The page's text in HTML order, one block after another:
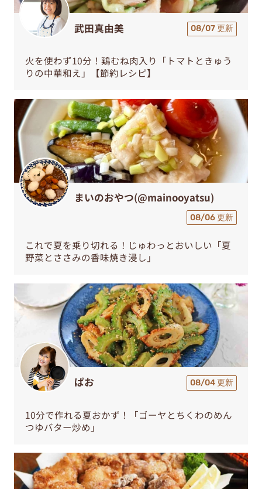
武田真由美 08/07 更新
火を使わず10分！鶏むね肉入り「トマトときゅう
りの中華和え」【節約レシピ】
まいのおやつ(@mainooyatsu)
08/06 更新
これで夏を乗り切れる！じゅわっとおいしい「夏
野菜とささみの香味焼き浸し」
ぱお 08/04 更新
10分で作れる夏おかず！「ゴーヤとちくわのめん
つゆバター炒め」